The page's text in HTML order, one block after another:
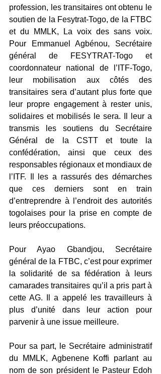
profession, les transitaires ont obtenu le
soutien de la Fesytrat-Togo, de la FTBC
et du MMLK, La voix des sans voix.
Pour Emmanuel Agbénou, Secrétaire
général de FESYTRAT-Togo et
coordonnateur national de l’ITF-Togo,
leur mobilisation aux côtés des
transitaires sera d’autant plus forte que
leur propre engagement à rester unis,
solidaires et mobilisés le sera. Il leur a
transmis les soutiens du Secrétaire
Général de la CSTT et toute la
confédération, ainsi que ceux des
responsables régionaux et mondiaux de
l’ITF. Il les a rassurés des démarches
que ces derniers sont en train
d’entreprendre à l’endroit des autorités
togolaises pour la prise en compte de
leurs préoccupations.
Pour Ayao Gbandjou, Secrétaire
général de la FTBC, c’est pour exprimer
la solidarité de sa fédération à leurs
camarades transitaires qu’il a pris part à
cette AG. Il a appelé les travailleurs à
plus d’unité dans leur action pour
parvenir à une issue meilleure.
Pour sa part, le Secrétaire administratif
du MMLK, Agbenene Koffi parlant au
nom de son président le Pasteur Edoh